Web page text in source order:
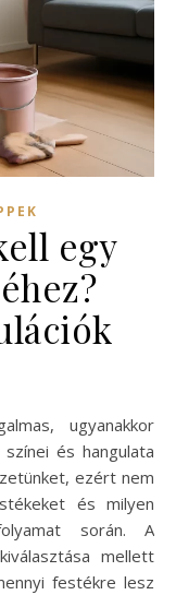
egy
és hangulata
ezért nem
és milyen
során. A
mellett
festékre lesz